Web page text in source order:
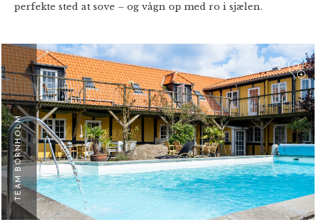
perfekte sted at sove – og vågn op med ro i sjælen.
TEAM BORNHOLM
F